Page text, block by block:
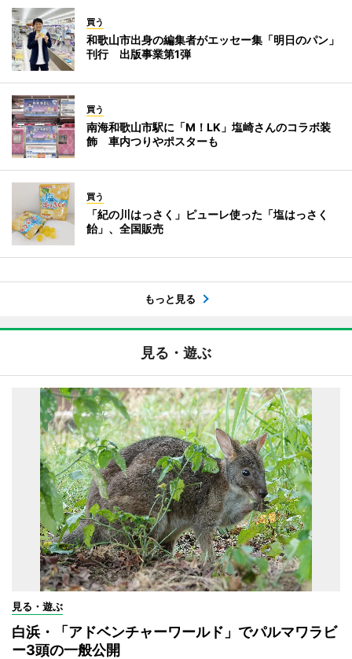
買う
和歌山市出身の編集者がエッセー集「明日のパン」
刊行 出版事業第1弾
買う
南海和歌山市駅に「M！LK」塩崎さんのコラボ装
飾 車内つりやポスターも
買う
「紀の川はっさく」ピューレ使った「塩はっさく
飴」、全国販売
もっと見る
見る・遊ぶ
見る・遊ぶ
白浜・「アドベンチャーワールド」でパルマワラビ
ー3頭の一般公開